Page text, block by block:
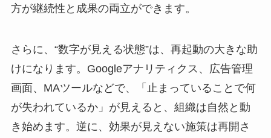
方が継続性と成果の両立ができます。
さらに、“数字が見える状態”は、再起動の大きな助
けになります。Googleアナリティクス、広告管理
画面、MAツールなどで、「止まっていることで何
が失われているか」が見えると、組織は自然と動
き始めます。逆に、効果が見えない施策は再開さ